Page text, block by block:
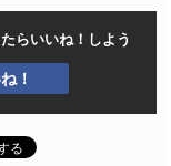
らいいね！しよう
！